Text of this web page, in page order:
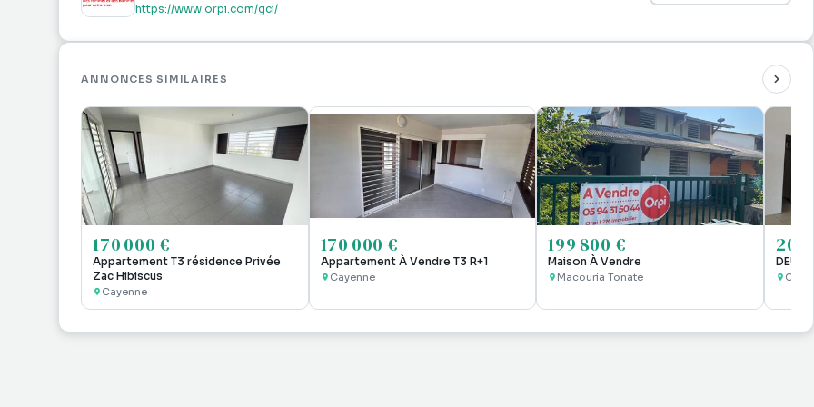
https://www.orpi.com/gci/
ANNONCES SIMILAIRES
170 000 €
Appartement T3 résidence Privée
Zac Hibiscus
Cayenne
170 000 €
Appartement À Vendre T3 R+1
Cayenne
199 800 €
Maison À Vendre
Macouria Tonate
205
DEUX